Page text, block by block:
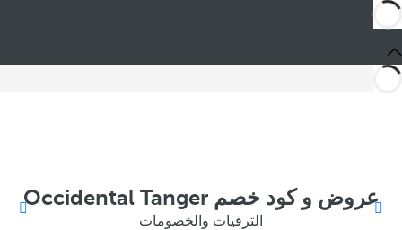
عروض و كود خصم Occidental Tanger
الترقيات والخصومات